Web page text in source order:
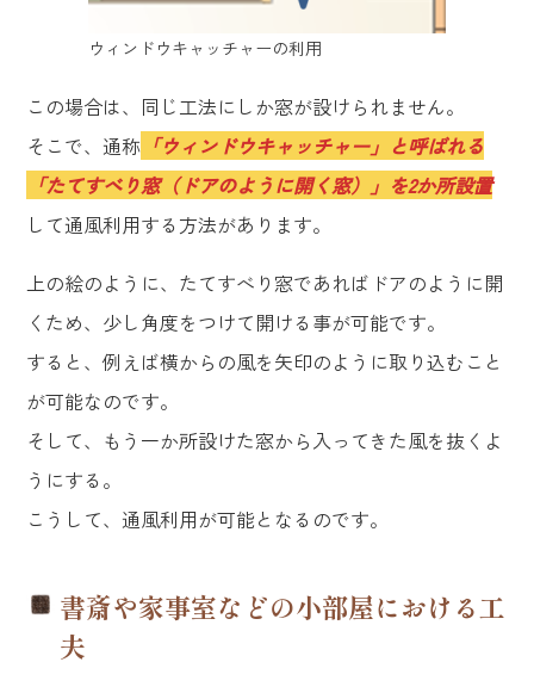
ウィンドウキャッチャーの利用
この場合は、同じ工法にしか窓が設けられません。
そこで、通称 「ウィンドウキャッチャー」と呼ばれる
「たてすべり窓（ドアのように開く窓）」を2か所設置
して通風利用する方法があります。
上の絵のように、たてすべり窓であればドアのように開
くため、少し角度をつけて開ける事が可能です。
すると、例えば横からの風を矢印のように取り込むこと
が可能なのです。
そして、もう一か所設けた窓から入ってきた風を抜くよ
うにする。
こうして、通風利用が可能となるのです。
書斎や家事室などの小部屋における工
夫